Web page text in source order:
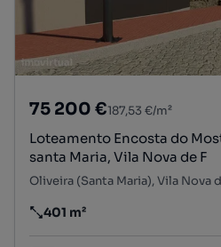
75 200 €187,53 €/m²
Loteamento Encosta do
santa Maria, Vila Nova de F
Oliveira (Santa Maria), Vila Nova
Preço por metro quadrado
401 m²